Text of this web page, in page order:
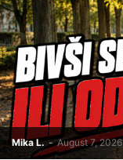
Mika L. - August 7, 2026